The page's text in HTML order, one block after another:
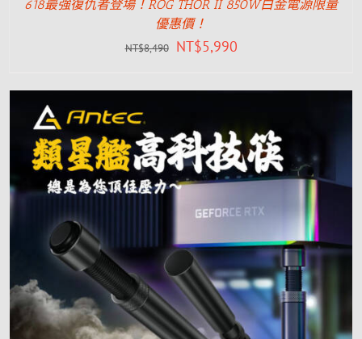
618最強復仇者登場！ROG THOR II 850W白金電源限量
優惠價！
NT$8,490 NT$5,990